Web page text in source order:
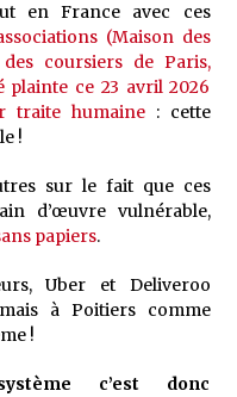
en France avec ces
(Maison des
coursiers de Paris,
ce 23 avril 2026
traite humaine: cette
!
sur le fait que ces
d’œuvre vulnérable,
papiers.
Uber et Deliveroo
à Poitiers comme
!
c’est donc